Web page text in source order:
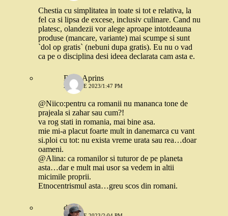
Chestia cu simplitatea in toate si tot e relativa, la
fel ca si lipsa de excese, inclusiv culinare. Cand nu
platesc, olandezii vor alege aproape intotdeauna
produse (mancare, variante) mai scumpe si sunt
`dol op gratis` (nebuni dupa gratis). Eu nu o vad
ca pe o disciplina desi ideea declarata cam asta e.
Rosu Aprins
26 IUNIE 2023/1:47 PM
@Niico:pentru ca romanii nu mananca tone de
prajeala si zahar sau cum?!
va rog stati in romania, mai bine asa.
mie mi-a placut foarte mult in danemarca cu vant
si.ploi cu tot: nu exista vreme urata sau rea…doar
oameni.
@Alina: ca romanilor si tuturor de pe planeta
asta…dar e mult mai usor sa vedem in altii
micimile proprii.
Etnocentrismul asta…greu scos din romani.
dojo